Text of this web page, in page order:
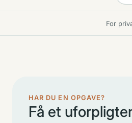
For
HAR DU EN OPGAVE?
Få et